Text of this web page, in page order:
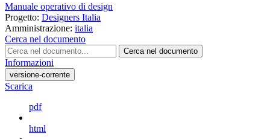
Manuale operativo di design
Progetto: Designers Italia
Amministrazione: italia
Cerca nel documento
Cerca nel documento
Informazioni
versione-corrente
Scarica
pdf
html